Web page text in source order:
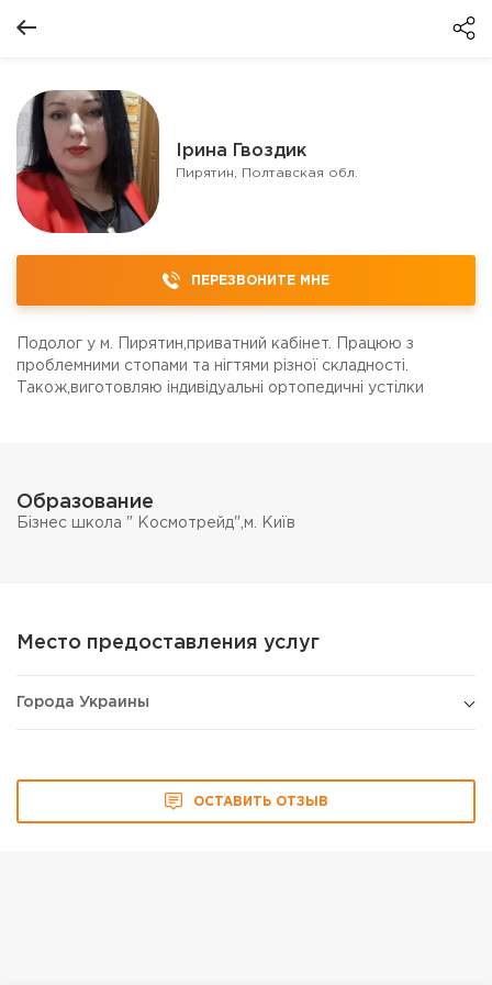
Ірина Гвоздик
Пирятин, Полтавская обл.
ПЕРЕЗВОНИТЕ МНЕ
Подолог у м. Пирятин,приватний кабінет. Працюю з
проблемними стопами та нігтями різної складності.
Також,виготовляю індивідуальні ортопедичні устілки
Образование
Бізнес школа " Космотрейд",м. Київ
Место предоставления услуг
Города Украины
ОСТАВИТЬ ОТЗЫВ